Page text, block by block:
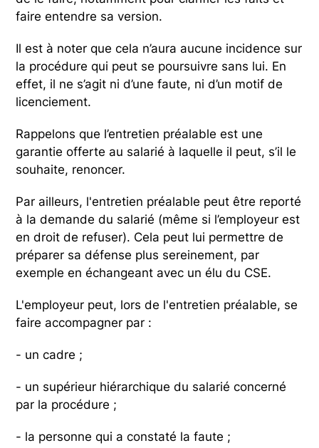
faire entendre sa version.
Il est à noter que cela n’aura aucune incidence sur
la procédure qui peut se poursuivre sans lui. En
effet, il ne s’agit ni d’une faute, ni d’un motif de
licenciement.
Rappelons que l’entretien préalable est une
garantie offerte au salarié à laquelle il peut, s’il le
souhaite, renoncer.
Par ailleurs, l'entretien préalable peut être reporté
à la demande du salarié (même si l’employeur est
en droit de refuser). Cela peut lui permettre de
préparer sa défense plus sereinement, par
exemple en échangeant avec un élu du CSE.
L'employeur peut, lors de l'entretien préalable, se
faire accompagner par :
- un cadre ;
- un supérieur hiérarchique du salarié concerné
par la procédure ;
- la personne qui a constaté la faute ;